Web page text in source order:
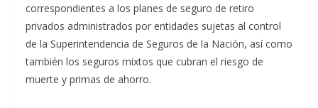
correspondientes a los planes de seguro de retiro
privados administrados por entidades sujetas al control
de la Superintendencia de Seguros de la Nación, así como
también los seguros mixtos que cubran el riesgo de
muerte y primas de ahorro.